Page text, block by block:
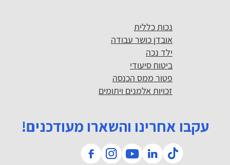
נכות כללית
אובדן כושר עבודה
ילד נכה
ביטוח סיעודי
פטור ממס הכנסה
זכויות אלמנים ויתומים
עקבו אחרינו והשארו מעודכנים!